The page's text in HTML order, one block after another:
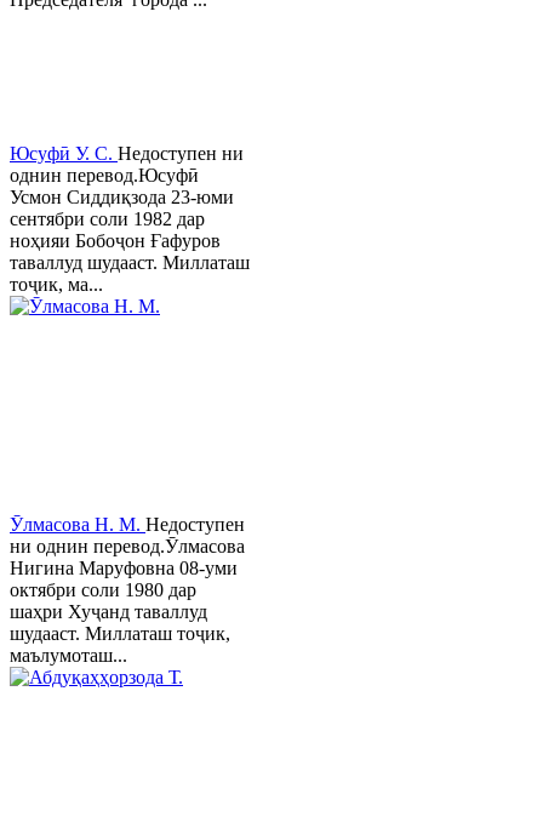
Юсуфӣ У. C. Недоступен ни
однин перевод.Юсуфӣ
Усмон Сиддиқзода 23-юми
сентябри соли 1982 дар
ноҳияи Бобоҷон Ғафуров
таваллуд шудааст. Миллаташ
тоҷик, ма...
Ӯлмасова Н. М. Недоступен
ни однин перевод.Ӯлмасова
Нигина Маруфовна 08-уми
октябри соли 1980 дар
шаҳри Хуҷанд таваллуд
шудааст. Миллаташ тоҷик,
маълумоташ...